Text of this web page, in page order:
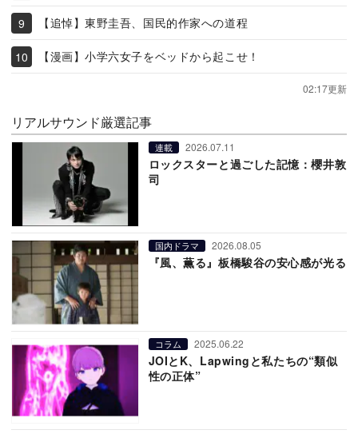
【追悼】東野圭吾、国民的作家への道程
【漫画】小学六女子をベッドから起こせ！
02:17更新
リアルサウンド厳選記事
連載 2026.07.11
ロックスターと過ごした記憶：櫻井敦
司
国内ドラマ 2026.08.05
『風、薫る』板橋駿谷の安心感が光る
コラム 2025.06.22
JOIとK、Lapwingと私たちの“類似
性の正体”